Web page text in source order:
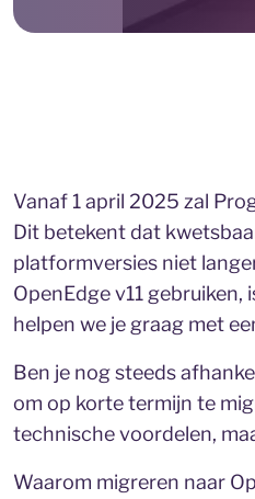
Vanaf 1 april 2025 zal
Dit betekent dat
platformversies niet
OpenEdge v11
helpen we je graag met
Ben je nog steeds
om op korte termijn te
technische voordelen,
Waarom migreren naar